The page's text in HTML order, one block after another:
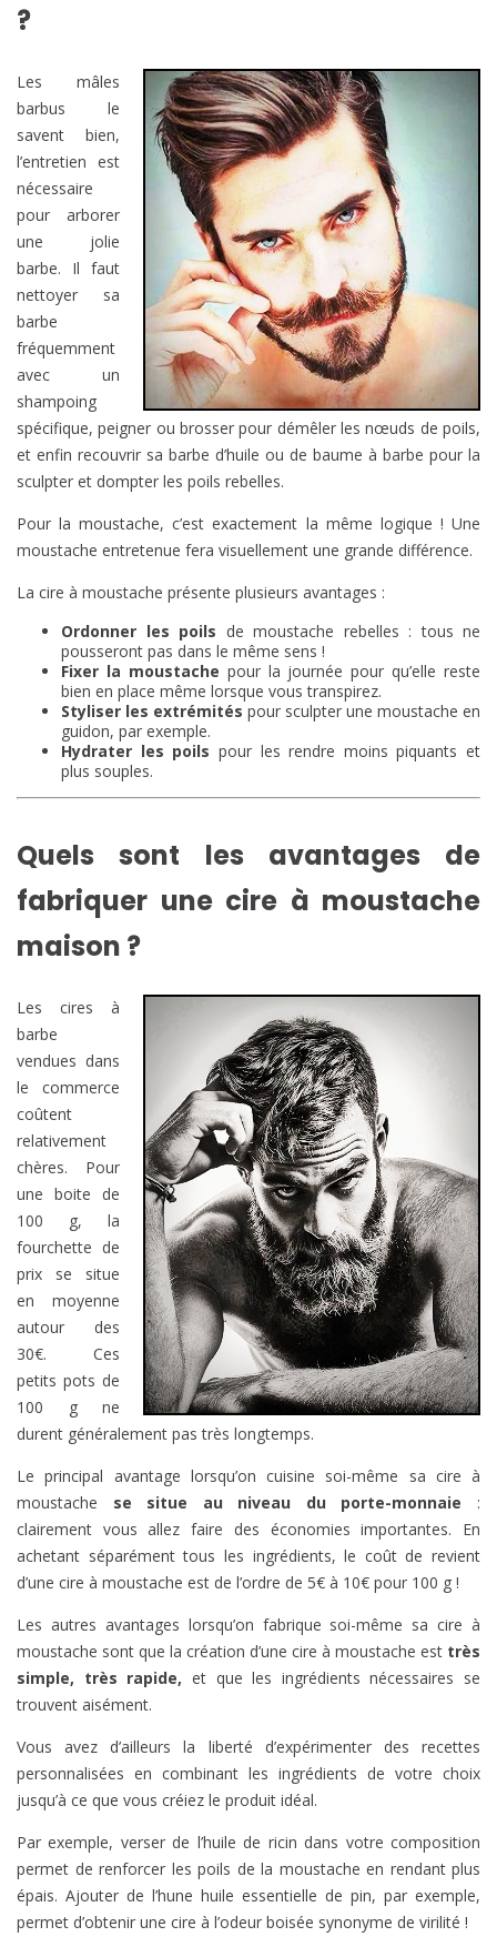
?
Les mâles
barbus le
savent bien,
l’entretien est
nécessaire
pour arborer
une jolie
barbe. Il faut
nettoyer sa
barbe
fréquemment
avec un
shampoing
spécifique, peigner ou brosser pour démêler les nœuds de poils,
et enfin recouvrir sa barbe d’huile ou de baume à barbe pour la
sculpter et dompter les poils rebelles.
Pour la moustache, c’est exactement la même logique ! Une
moustache entretenue fera visuellement une grande différence.
La cire à moustache présente plusieurs avantages :
Ordonner les poils de moustache rebelles : tous ne
pousseront pas dans le même sens !
Fixer la moustache pour la journée pour qu’elle reste
bien en place même lorsque vous transpirez.
Styliser les extrémités pour sculpter une moustache en
guidon, par exemple.
Hydrater les poils pour les rendre moins piquants et
plus souples.
Quels sont les avantages de
fabriquer une cire à moustache
maison ?
Les cires à
barbe
vendues dans
le commerce
coûtent
relativement
chères. Pour
une boite de
100 g, la
fourchette de
prix se situe
en moyenne
autour des
30€. Ces
petits pots de
100 g ne
durent généralement pas très longtemps.
Le principal avantage lorsqu’on cuisine soi-même sa cire à
moustache se situe au niveau du porte-monnaie :
clairement vous allez faire des économies importantes. En
achetant séparément tous les ingrédients, le coût de revient
d’une cire à moustache est de l’ordre de 5€ à 10€ pour 100 g !
Les autres avantages lorsqu’on fabrique soi-même sa cire à
moustache sont que la création d’une cire à moustache est très
simple, très rapide, et que les ingrédients nécessaires se
trouvent aisément.
Vous avez d’ailleurs la liberté d’expérimenter des recettes
personnalisées en combinant les ingrédients de votre choix
jusqu’à ce que vous créiez le produit idéal.
Par exemple, verser de l’huile de ricin dans votre composition
permet de renforcer les poils de la moustache en rendant plus
épais. Ajouter de l’hune huile essentielle de pin, par exemple,
permet d’obtenir une cire à l’odeur boisée synonyme de virilité !